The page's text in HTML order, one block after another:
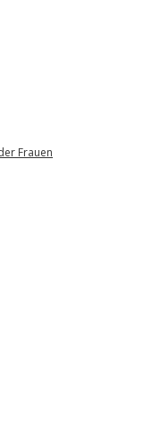
Frauen